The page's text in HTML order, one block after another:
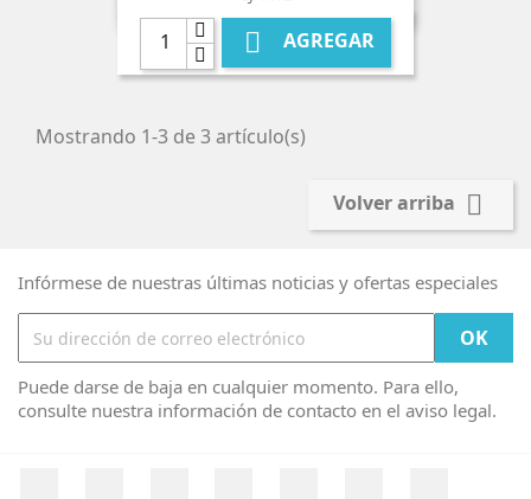
 AGREGAR
Mostrando 1-3 de 3 artículo(s)
Volver arriba 
Infórmese de nuestras últimas noticias y ofertas especiales
Puede darse de baja en cualquier momento. Para ello,
consulte nuestra información de contacto en el aviso legal.